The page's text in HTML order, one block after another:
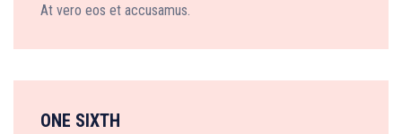
At vero eos et accusamus.
ONE SIXTH